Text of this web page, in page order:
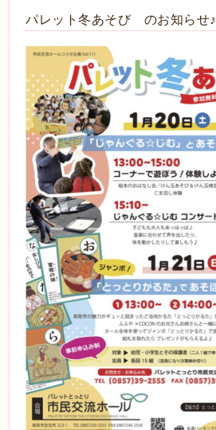
パレット冬あそび のお知らせ♪